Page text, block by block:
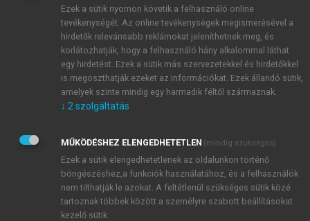
JELSZÓ ÚJRA
Kérek értesítést a MeRSZ újdonságairól, akcióiról.
Kérek értesítést az Akadémiai Kiadó Zrt. újdonságairól,
Adatkezelési tájékoztatóbanfoglaltakat tudomásul
veszem és elfogadom.
Általános vásárlási feltételeket, valamint a szotar.netés a
mersz.huoldalak licencszerződéseiben foglaltakat
tudomásul veszem és elfogadom.
Ezek a sütik nyomon követik a felhasználó online
tevékenységét. Az online tevékenységek megismerésével a
hirdetők relevánsabb reklámokat jeleníthetnek meg, és
korlátozhatják, hogy a felhasználó hány alkalommal láthat
egy hirdetést. Ezek a sütik más szervezetekkel és hirdetőkkel
is megoszthatják ezeket az információkat. Ezek állandó sütik,
amelyek szinte mindig egy harmadik féltől származnak.
↓ 2 szolgáltatás
MŰKÖDÉSHEZ ELENGEDHETETLEN (mindig szükséges)
Ezek a sütik elengedhetetlenek az oldalunkon történő
böngészéshez,a funkciók használatához, és a felhasználók
nem tilthatják le azokat. A feltétlenül szükséges sütik közé
tartoznak többek között a személyre szabott beállításokat
kezelő sütik.